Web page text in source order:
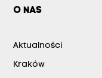
O NAS
Aktualności
Kraków